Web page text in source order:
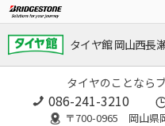
タイヤ館 岡山西長
タイヤのことなら
086-241-3210
〒700-0965 岡山県